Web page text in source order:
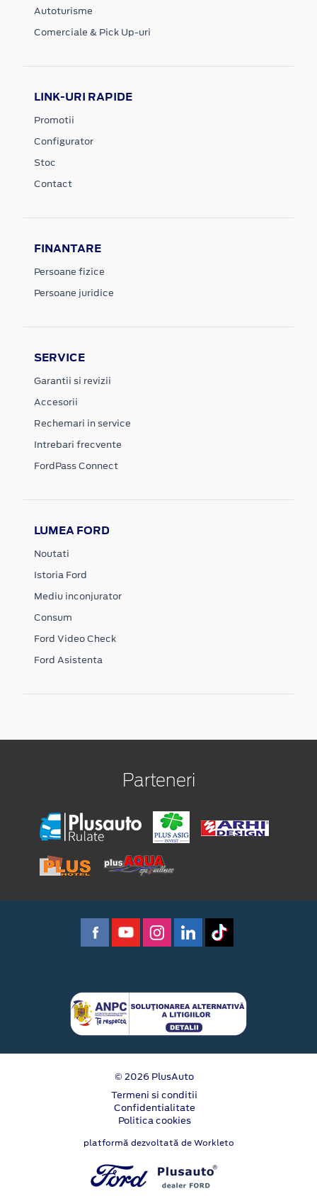
Autoturisme
Comerciale & Pick Up-uri
LINK-URI RAPIDE
Promotii
Configurator
Stoc
Contact
FINANTARE
Persoane fizice
Persoane juridice
SERVICE
Garantii si revizii
Accesorii
Rechemari in service
Intrebari frecvente
FordPass Connect
LUMEA FORD
Noutati
Istoria Ford
Mediu inconjurator
Consum
Ford Video Check
Ford Asistenta
Parteneri
© 2026 PlusAuto
Termeni si conditii
Confidentialitate
Politica cookies
platformă dezvoltată de Workleto